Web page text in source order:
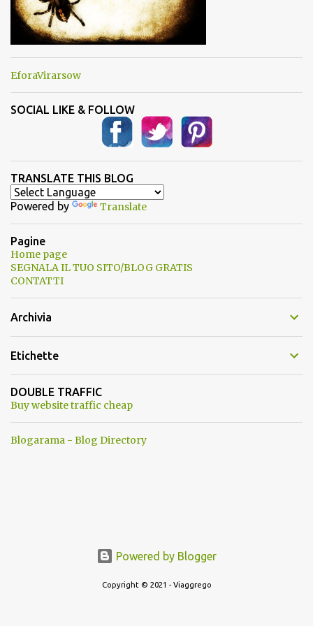
EforaVirarsow
SOCIAL LIKE & FOLLOW
TRANSLATE THIS BLOG
Powered by Translate
Pagine
Home page
SEGNALA IL TUO SITO/BLOG GRATIS
CONTATTI
Archivia
Etichette
DOUBLE TRAFFIC
Buy website traffic cheap
Blogarama - Blog Directory
Powered by Blogger
Copyright © 2021 - Viaggrego